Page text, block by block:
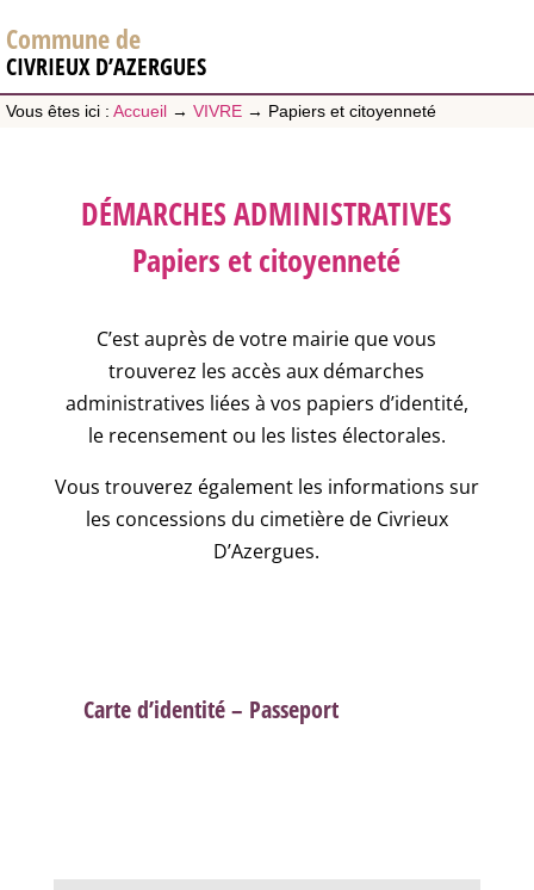
Commune de
CIVRIEUX D’AZERGUES
Vous êtes ici : Accueil → VIVRE → Papiers et citoyenneté
DÉMARCHES ADMINISTRATIVES
Papiers et citoyenneté
C’est auprès de votre mairie que vous
trouverez les accès aux démarches
administratives liées à vos papiers d’identité,
le recensement ou les listes électorales.
Vous trouverez également les informations sur
les concessions du cimetière de Civrieux
D’Azergues.
Carte d’identité – Passeport